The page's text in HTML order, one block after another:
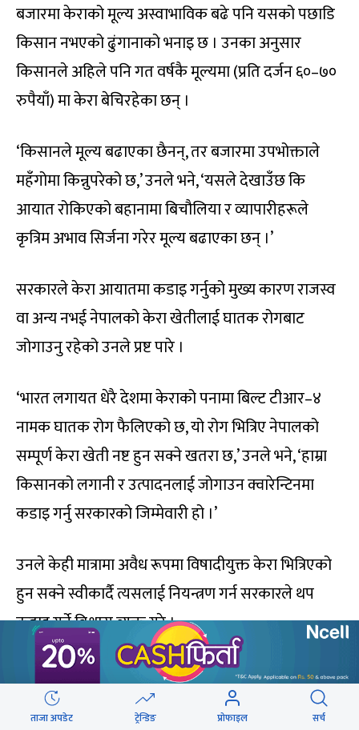
बजारमा केराको मूल्य अस्वाभाविक बढे पनि यसको पछाडि
किसान नभएको ढुंगानाको भनाइ छ । उनका अनुसार
किसानले अहिले पनि गत वर्षकै मूल्यमा (प्रति दर्जन ६०–७०
रुपैयाँ) मा केरा बेचिरहेका छन् ।
‘किसानले मूल्य बढाएका छैनन्, तर बजारमा उपभोक्ताले
महँगोमा किन्नुपरेको छ,’ उनले भने, ‘यसले देखाउँछ कि
आयात रोकिएको बहानामा बिचौलिया र व्यापारीहरूले
कृत्रिम अभाव सिर्जना गरेर मूल्य बढाएका छन् ।’
सरकारले केरा आयातमा कडाइ गर्नुको मुख्य कारण राजस्व
वा अन्य नभई नेपालको केरा खेतीलाई घातक रोगबाट
जोगाउनु रहेको उनले प्रष्ट पारे ।
‘भारत लगायत धेरै देशमा केराको पनामा बिल्ट टीआर–४
नामक घातक रोग फैलिएको छ, यो रोग भित्रिए नेपालको
सम्पूर्ण केरा खेती नष्ट हुन सक्ने खतरा छ,’ उनले भने, ‘हाम्रा
किसानको लगानी र उत्पादनलाई जोगाउन क्वारेन्टिनमा
कडाइ गर्नु सरकारको जिम्मेवारी हो ।’
उनले केही मात्रामा अवैध रूपमा विषादीयुक्त केरा भित्रिएको
हुन सक्ने स्वीकार्दै त्यसलाई नियन्त्रण गर्न सरकारले थप
कडाइ गर्ने विश्वास व्यक्त गरे ।
केरा आयातमा गरिएको कडाइ ‘जैविक सुरक्षा’ का कारण
हो : कृषि सचिव
ताजा अपडेट ट्रेन्डिङ प्रोफाइल सर्च